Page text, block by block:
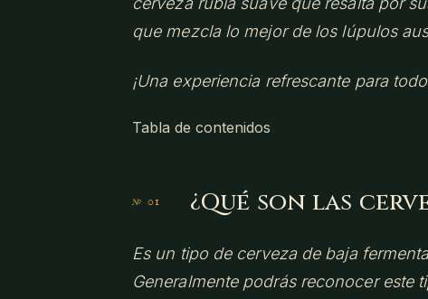
que mezcla lo mejor de los lúpulos
¡Una experiencia refrescante para
Tabla de contenidos
¿Qué son las
Es un tipo de cerveza de baja
Generalmente podrás reconocer este